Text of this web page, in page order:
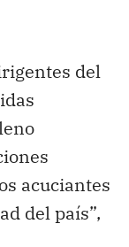
del
acuciantes
del país”,